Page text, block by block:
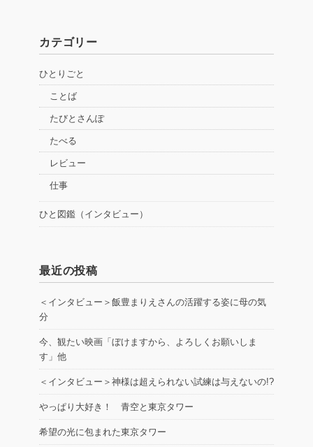
カテゴリー
ひとりごと
ことば
たびとさんぽ
たべる
レビュー
仕事
ひと図鑑（インタビュー）
最近の投稿
＜インタビュー＞飯豊まりえさんの活躍する姿に母の気
分
今、観たい映画「ぼけますから、よろしくお願いしま
す」他
＜インタビュー＞神様は超えられない試練は与えないの!?
やっぱり大好き！ 青空と東京タワー
希望の光に包まれた東京タワー